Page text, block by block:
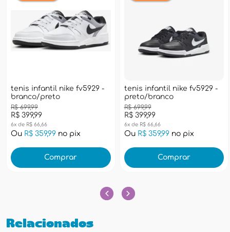
tenis infantil nike fv5929 -
branco/preto
R$ 399,99
R$ 699,99
6x de R$ 66,66
Ou R$ 359,99 no pix
Comprar
tenis infantil nike fv5929 -
preto/branco
R$ 399,99
R$ 699,99
6x de R$ 66,66
Ou R$ 359,99no pix
Comprar
Relacionados